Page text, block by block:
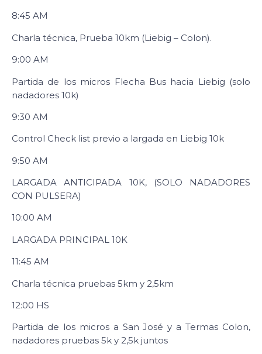
8:45 AM
Charla técnica, Prueba 10km (Liebig – Colon).
9:00 AM
Partida de los micros Flecha Bus hacia Liebig (solo
nadadores 10k)
9:30 AM
Control Check list previo a largada en Liebig 10k
9:50 AM
LARGADA ANTICIPADA 10K, (SOLO NADADORES
CON PULSERA)
10:00 AM
LARGADA PRINCIPAL 10K
11:45 AM
Charla técnica pruebas 5km y 2,5km
12:00 HS
Partida de los micros a San José y a Termas Colon,
nadadores pruebas 5k y 2,5k juntos